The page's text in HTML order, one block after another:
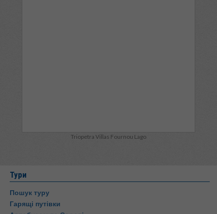
Triopetra Villas Fournou Lago
Тури
Пошук туру
Гарящі путівки